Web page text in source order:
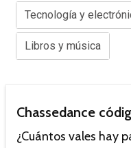
Tecnología y
Libros y música
Chassedance
¿Cuántos vales hay